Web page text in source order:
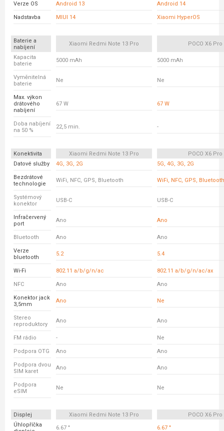
Verze OS Android 13 Android 14
Nadstavba MIUI 14 Xiaomi HyperOS
Baterie a
nabíjení
Xiaomi Redmi Note 13 Pro POCO X6 Pro
Kapacita
baterie
5000 mAh 5000 mAh
Vyměnitelná
baterie
Ne Ne
Max. výkon
drátového
nabíjení
67 W 67 W
Doba nabíjení
na 50 %
22,5 min. -
Konektivita Xiaomi Redmi Note 13 Pro
POCO X6 Pro
Datové služby
4G, 3G, 2G 5G, 4G, 3G, 2G
Bezdrátové
technologie
WiFi, NFC, GPS, Bluetooth WiFi, NFC, GPS, Bluetooth
Systémový
konektor
USB-C USB-C
Infračervený
port
Ano Ano
Bluetooth Ano Ano
Verze
bluetooth
5.2 5.4
Wi-Fi 802.11 a/b/g/n/ac 802.11 a/b/g/n/ac/ax
NFC Ano Ano
Konektor jack
3,5mm
Ano Ne
Stereo
reproduktory
Ano Ano
FM rádio - Ne
Podpora OTG Ano Ano
Podpora dvou
SIM karet
Ano Ano
Podpora
eSIM
Ne Ne
Displej Xiaomi Redmi Note 13 Pro
POCO X6 Pro
Úhlopříčka
6.67 " 6.67 "